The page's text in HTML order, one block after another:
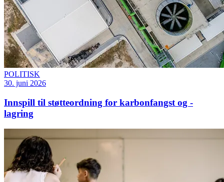
POLITISK
30. juni 2026
Innspill til støtteordning for karbonfangst og -
lagring